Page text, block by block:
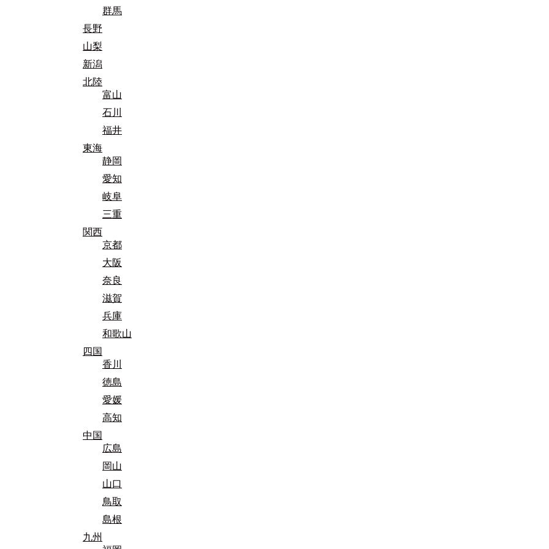
群馬
長野
山梨
新潟
北陸
富山
石川
福井
東海
静岡
愛知
岐阜
三重
関西
京都
大阪
奈良
滋賀
兵庫
和歌山
四国
香川
徳島
愛媛
高知
中国
広島
岡山
山口
鳥取
島根
九州